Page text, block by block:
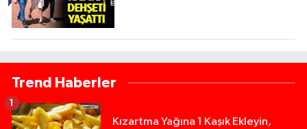
Trend Haberler
Kızartma Yağına 1 Kaşık Ekleyin,
1